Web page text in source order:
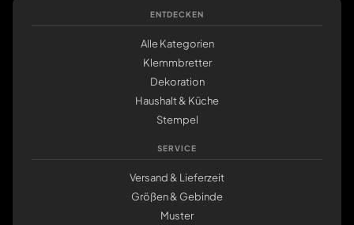
ENTDECKEN
Alle Kategorien
Klemmbretter
Dekoration
Haushalt & Küche
Stempel
SERVICE
Versand & Lieferzeit
Größen & Gebinde
Muster